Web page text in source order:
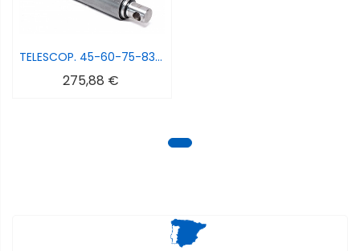
TELESCOP. 45-60-75-830 MM CARRERA
275,88 €